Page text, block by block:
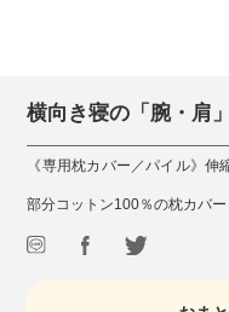
横向き寝の「腕・肩
《専用枕カバー／パイル》
部分コットン100％の枕カバ